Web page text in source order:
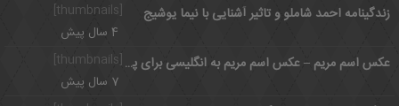
[thumbnails] زندگینامه احمد شاملو و تاثیر آشنایی با نیما یوشیج
4 سال پیش
عکس اسم مریم – عکس اسم مریم به انگلیسی برای پروفایل
7 سال پیش